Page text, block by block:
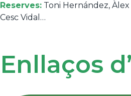
Reserves: Toni Hernández, Àlex
Cesc Vidal…
Enllaços